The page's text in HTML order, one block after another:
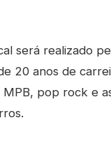
será realizado
20 anos de
pop rock e